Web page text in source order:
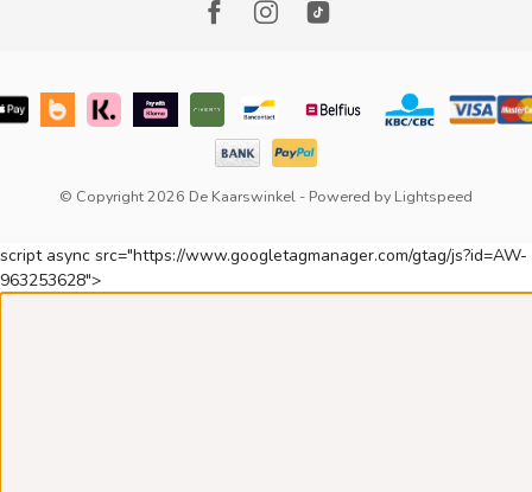
© Copyright 2026 De Kaarswinkel - Powered by Lightspeed
script async src="https://www.googletagmanager.com/gtag/js?id=AW-
963253628">